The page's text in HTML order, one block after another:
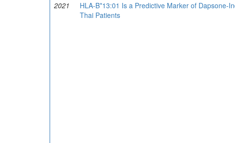
2021
HLA-B*13:01 Is a Predictive Marker of Dapsone-
Thai Patients